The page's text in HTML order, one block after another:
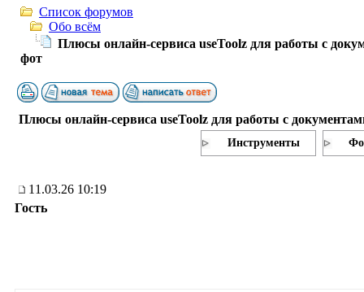
Список форумов
Обо всём
Плюсы онлайн-сервиса useToolz для работы с
фот
Плюсы онлайн-сервиса useToolz для работы с
Инструменты
11.03.26 10:19
Гость